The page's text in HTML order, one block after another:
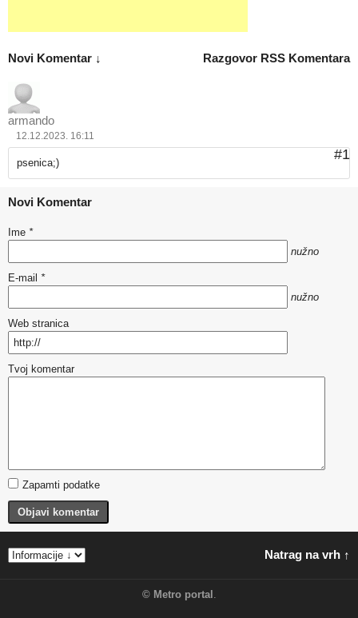
Razgovor RSS Komentara
Novi Komentar ↓
armando
12.12.2023. 16:11
#1
psenica;)
Novi Komentar
Ime *
nužno
E-mail *
nužno
Web stranica
Tvoj komentar
Zapamti podatke
Objavi komentar
Natrag na vrh ↑
© Metro portal .